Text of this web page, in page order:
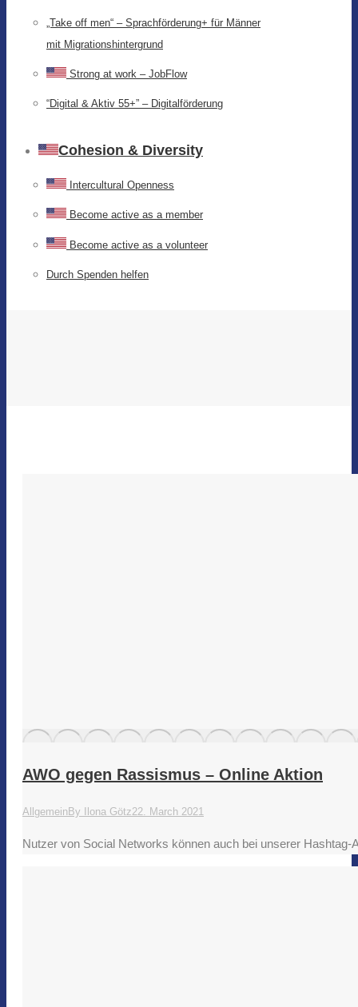
„Take off men“ – Sprachförderung+ für Männer
mit Migrationshintergrund
Strong at work – JobFlow
“Digital & Aktiv 55+” – Digitalförderung
Cohesion & Diversity
Intercultural Openness
Become active as a member
Become active as a volunteer
Durch Spenden helfen
AWO gegen Rassismus – Online Aktion
AllgemeinBy Ilona Götz22. March 2021
Nutzer von Social Networks können auch bei unserer